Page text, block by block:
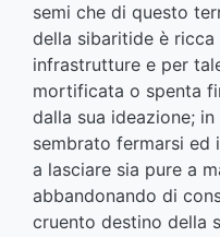
semi che di questo
della sibaritide è
infrastrutture e per
mortificata o spenta
dalla sua ideazione;
sembrato fermarsi ed
a lasciare sia pure a
abbandonando di
cruento destino della